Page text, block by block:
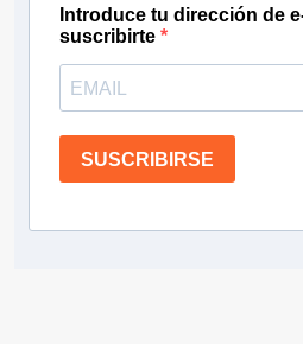
Introduce tu dirección de
suscribirte
SUSCRIBIRSE